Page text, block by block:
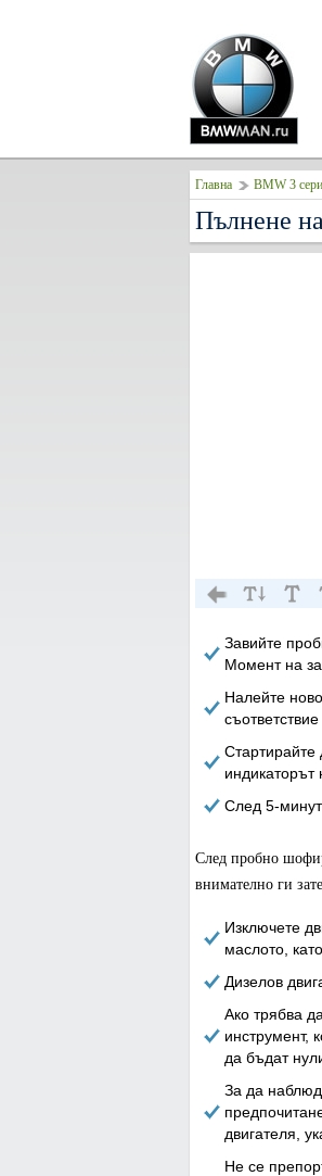
Главна BMW 3
Пълнене
Завийте
Момент на
Налейте
Стартирайте
индикаторът
След 5-
След пробно
внимателно ги
Изключете
маслото,
Дизелов
Ако трябва
инструмент,
да бъдат
За да
двигателя,
Не се